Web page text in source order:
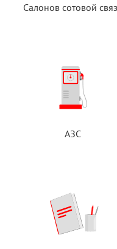
Салонов сотовой
АЗС